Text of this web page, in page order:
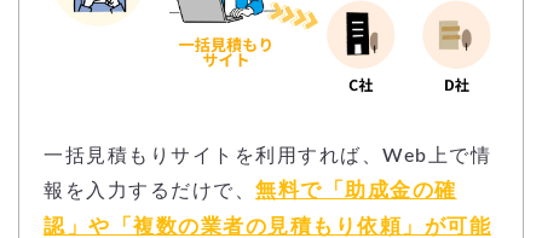
一括見積もりサイトを利用すれば、Web上で情
報を入力するだけで、 無料で「助成金の確
認」や「複数の業者の見積もり依頼」が可能